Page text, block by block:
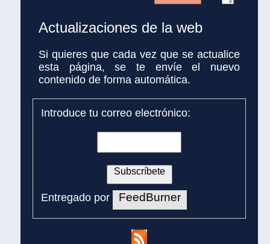
Actualizaciones de la web
Si quieres que cada vez que se actualice
esta página, se te envíe el nuevo
contenido de forma automática.
Introduce tu correo electrónico:
Entregado por FeedBurner